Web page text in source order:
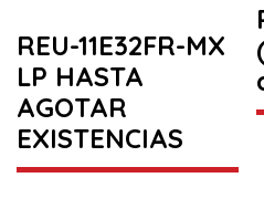
REU-11E32FR-MX
LP HASTA
AGOTAR
EXISTENCIAS